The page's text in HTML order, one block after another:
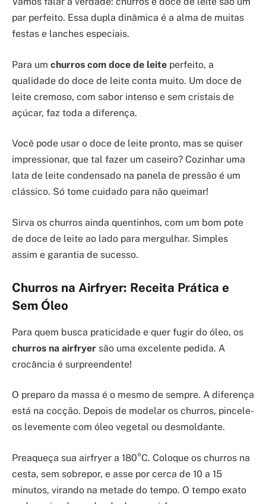
par perfeito. Essa dupla dinâmica é a alma de muitas
festas e lanches especiais.
Para um churros com doce de leite perfeito, a
qualidade do doce de leite conta muito. Um doce de
leite cremoso, com sabor intenso e sem cristais de
açúcar, faz toda a diferença.
Você pode usar o doce de leite pronto, mas se quiser
impressionar, que tal fazer um caseiro? Cozinhar uma
lata de leite condensado na panela de pressão é um
clássico. Só tome cuidado para não queimar!
Sirva os churros ainda quentinhos, com um bom pote
de doce de leite ao lado para mergulhar. Simples
assim e garantia de sucesso.
Churros na Airfryer: Receita Prática e
Sem Óleo
Para quem busca praticidade e quer fugir do óleo, os
churros na airfryer são uma excelente pedida. A
crocância é surpreendente!
O preparo da massa é o mesmo de sempre. A diferença
está na cocção. Depois de modelar os churros, pincele-
os levemente com óleo vegetal ou desmoldante.
Preaqueça sua airfryer a 180°C. Coloque os churros na
cesta, sem sobrepor, e asse por cerca de 10 a 15
minutos, virando na metade do tempo. O tempo exato